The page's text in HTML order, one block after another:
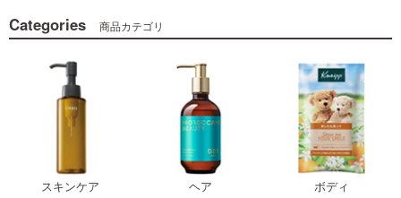
Categories 商品カテゴリ
スキンケア ヘア ボディ